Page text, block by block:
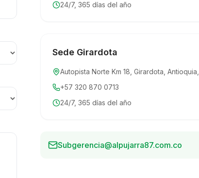
24/7, 365 días del año
Sede Girardota
Autopista Norte Km 18, Girardota,
+57 320 870 0713
24/7, 365 días del año
Subgerencia@alpujarra87.com.co